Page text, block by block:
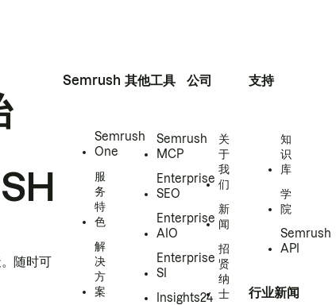
随时可
Semrush
Semrush
One
服
务
特
色
解
决
方
案
其他工具
Semrush
MCP
Enterprise
SEO
Enterprise
AIO
Enterprise
SI
Insights24
公司
关
于
我
们
新
闻
招
贤
纳
士
支持
知
识
库
学
院
Semrush
API
行业新闻